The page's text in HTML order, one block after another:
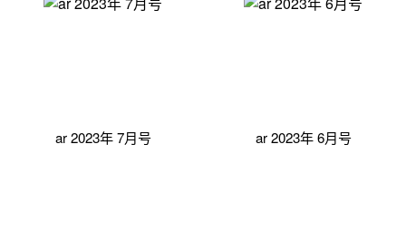
ar 2023年 7月号 ar 2023年 6月号